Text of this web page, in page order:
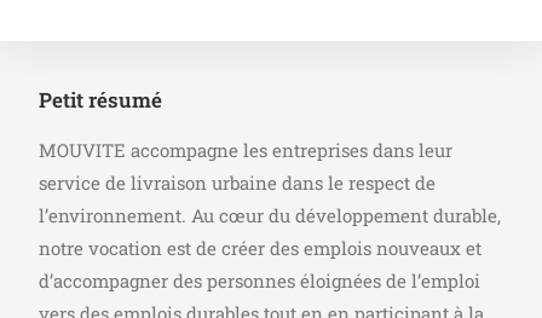
Petit résumé
MOUVITE accompagne les entreprises dans leur
service de livraison urbaine dans le respect de
l’environnement. Au cœur du développement durable,
notre vocation est de créer des emplois nouveaux et
d’accompagner des personnes éloignées de l’emploi